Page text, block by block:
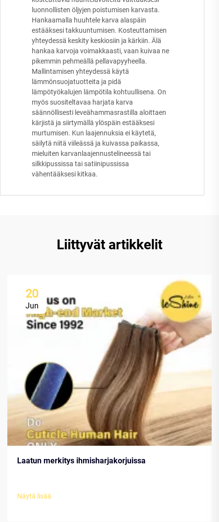
luonnollisten öljyjen poistumisen karvasta.
Hankaamalla huuhtele karva alaspäin
estääksesi takkuuntumisen. Kosteuttamisen
yhteydessä keskity keskiosiin ja kärkiin. Älä
hankaa karvoja voimakkaasti, vaan kuivaa ne
pikemmin pehmeällä pellavapyyheella.
Mallintamisen yhteydessä käytä
lämmönsuojatuotteita ja pidä
lämpötyökalujen lämpötila kohtuullisena. On
myös suositeltavaa harjata karva
säännöllisesti leveähammasrastilla aloittaen
kärjistä ja siirtymällä ylöspäin estääksesi
murtumisen. Kun laajennuksia ei käytetä,
säilytä niitä viileässä ja kuivassa paikassa,
mieluiten karvanlaajennustelineessä tai
silkkipussissa tai satiinipussissa
vähentääksesi kitkaa.
Liittyvät artikkelit
20
Jun
Laatun merkitys ihmisharjakorjuissa
Näytä lisää